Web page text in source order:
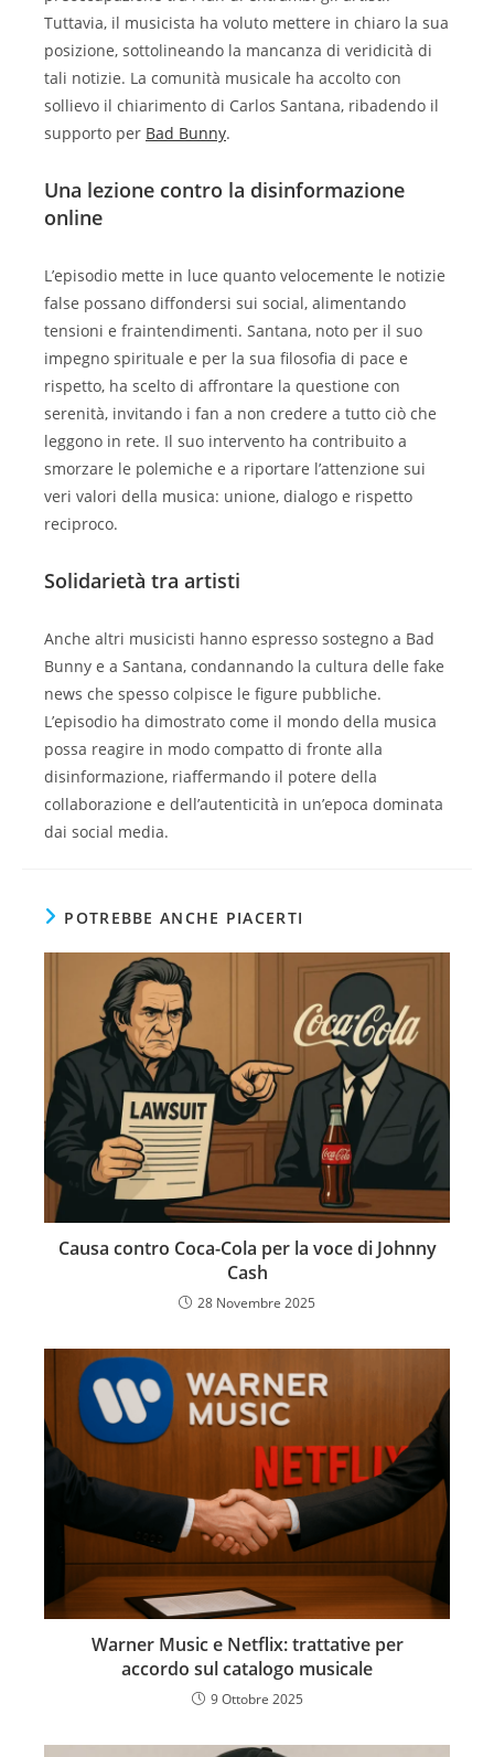
Tuttavia, il musicista ha voluto mettere in chiaro la sua
posizione, sottolineando la mancanza di veridicità di
tali notizie. La comunità musicale ha accolto con
sollievo il chiarimento di Carlos Santana, ribadendo il
supporto per Bad Bunny.
Una lezione contro la disinformazione
online
L’episodio mette in luce quanto velocemente le notizie
false possano diffondersi sui social, alimentando
tensioni e fraintendimenti. Santana, noto per il suo
impegno spirituale e per la sua filosofia di pace e
rispetto, ha scelto di affrontare la questione con
serenità, invitando i fan a non credere a tutto ciò che
leggono in rete. Il suo intervento ha contribuito a
smorzare le polemiche e a riportare l’attenzione sui
veri valori della musica: unione, dialogo e rispetto
reciproco.
Solidarietà tra artisti
Anche altri musicisti hanno espresso sostegno a Bad
Bunny e a Santana, condannando la cultura delle fake
news che spesso colpisce le figure pubbliche.
L’episodio ha dimostrato come il mondo della musica
possa reagire in modo compatto di fronte alla
disinformazione, riaffermando il potere della
collaborazione e dell’autenticità in un’epoca dominata
dai social media.
POTREBBE ANCHE PIACERTI
Causa contro Coca-Cola per la voce di Johnny
Cash
28 Novembre 2025
Warner Music e Netflix: trattative per
accordo sul catalogo musicale
9 Ottobre 2025